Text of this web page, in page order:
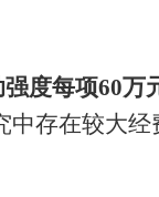
强度每项60万
中存在较大经